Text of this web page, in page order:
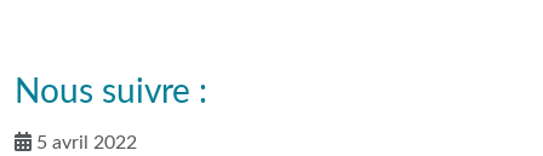
Nous suivre :
5 avril 2022